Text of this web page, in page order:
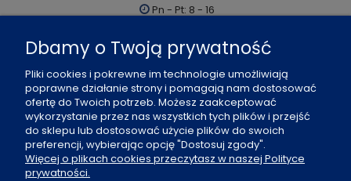
Pn - Pt: 8 - 16
91 484 07 06
biuro@office-land.pl
Fax: 91 484 49 27
O nas
Dbamy o Twoją prywatność
Pliki cookies i pokrewne im technologie umożliwiają
poprawne działanie strony i pomagają nam dostosować
ofertę do Twoich potrzeb. Możesz zaakceptować
wykorzystanie przez nas wszystkich tych plików i przejść
do sklepu lub dostosować użycie plików do swoich
preferencji, wybierając opcję "Dostosuj zgody".
Więcej o plikach cookies przeczytasz w naszej Polityce
prywatności.